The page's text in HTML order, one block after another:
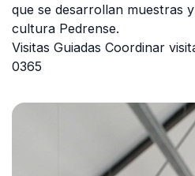
que se desarrollan muestras
cultura Pedrense.
Visitas Guiadas Coordinar
0365